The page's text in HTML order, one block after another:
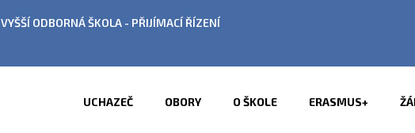
ÚŘEDNÍ HODINY V OBDOBÍ LETNÍCH PRÁZDNIN
UCHAZEČ OBORY O ŠKOLE ERASMUS+